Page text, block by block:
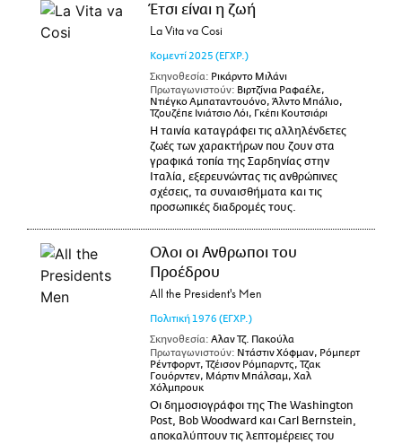
Έτσι είναι η ζωή
La Vita va Cosi
Κομεντί 2025 (ΕΓΧΡ.)
Σκηνοθεσία: Ρικάρντο Μιλάνι
Πρωταγωνιστούν: Βιρτζίνια Ραφαέλε,
Ντιέγκο Αμπαταντουόνο, Άλντο Μπάλιο,
Τζουζέπε Ινιάτσιο Λόι, Γκέπι Κουτσιάρι
Η ταινία καταγράφει τις αλληλένδετες
ζωές των χαρακτήρων που ζουν στα
γραφικά τοπία της Σαρδηνίας στην
Ιταλία, εξερευνώντας τις ανθρώπινες
σχέσεις, τα συναισθήματα και τις
προσωπικές διαδρομές τους.
Ολοι οι Ανθρωποι του
Προέδρου
All the President's Men
Πολιτική1976 (ΕΓΧΡ.)
Σκηνοθεσία: Αλαν Τζ. Πακούλα
Πρωταγωνιστούν: Ντάστιν Χόφμαν, Ρόμπερτ
Ρέντφορντ, Τζέισον Ρόμπαρντς, Τζακ
Γουόρντεν, Μάρτιν Μπάλσαμ, Χαλ
Χόλμπρουκ
Οι δημοσιογράφοι της The Washington
Post, Bob Woodward και Carl Bernstein,
αποκαλύπτουν τις λεπτομέρειες του